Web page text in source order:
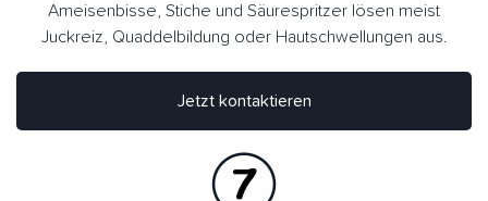
Jetzt kontaktieren
Ameisenbisse, Stiche und Säurespritzer lösen meist
Juckreiz, Quaddelbildung oder Hautschwellungen aus.